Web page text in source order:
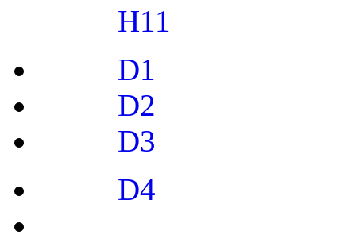
H11
D1
D2
D3
D4